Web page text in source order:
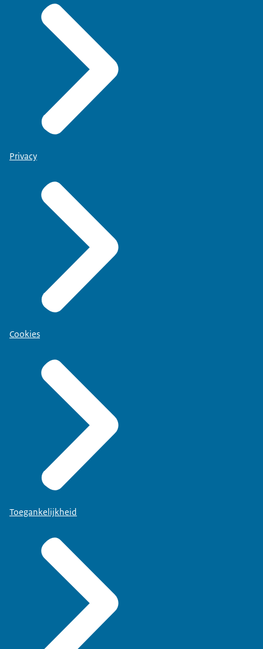
Privacy
Cookies
Toegankelijkheid